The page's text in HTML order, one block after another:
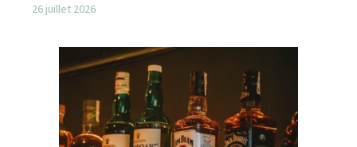
26 juillet 2026